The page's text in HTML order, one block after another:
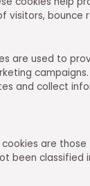
visitors, bounce
are used to
and collect
are
been classified